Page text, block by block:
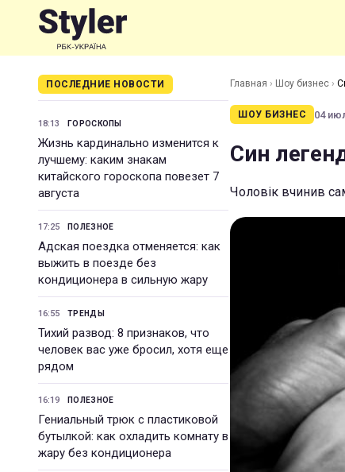
ПОСЛЕДНИЕ НОВОСТИ
18:13 ГОРОСКОПЫ
Жизнь кардинально изменится к
лучшему: каким знакам
китайского гороскопа повезет 7
августа
17:25 ПОЛЕЗНОЕ
Адская поездка отменяется: как
выжить в поезде без
кондиционера в сильную жару
16:55 ТРЕНДЫ
Тихий развод: 8 признаков, что
человек вас уже бросил, хотя еще
рядом
16:19 ПОЛЕЗНОЕ
Гениальный трюк с пластиковой
бутылкой: как охладить комнату в
жару без кондиционера
Главная › Шоу бизнес ›
ШОУ БИЗНЕС 04
Син
Чоловік вчинив